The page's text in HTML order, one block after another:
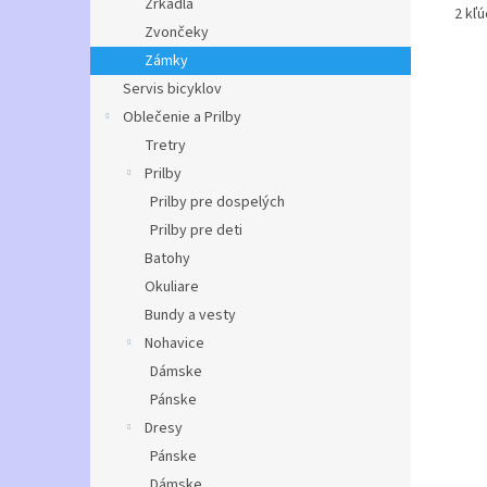
Zrkadlá
Zvončeky
Zámky
Servis bicyklov
Oblečenie a Prilby
Tretry
Prilby
Prilby pre dospelých
Prilby pre deti
Batohy
Okuliare
Bundy a vesty
Nohavice
Dámske
Pánske
Dresy
Pánske
2